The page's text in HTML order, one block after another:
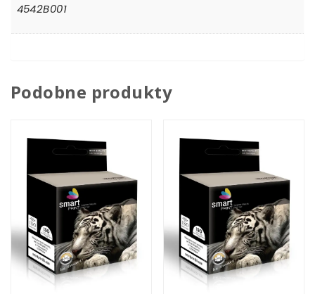
4542B001
Podobne produkty